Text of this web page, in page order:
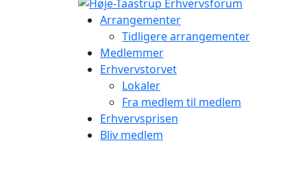
Arrangementer
Tidligere arrangementer
Medlemmer
Erhvervstorvet
Lokaler
Fra medlem til medlem
Erhvervsprisen
Bliv medlem